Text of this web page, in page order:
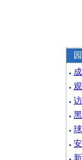
●
●
●
●
●
●